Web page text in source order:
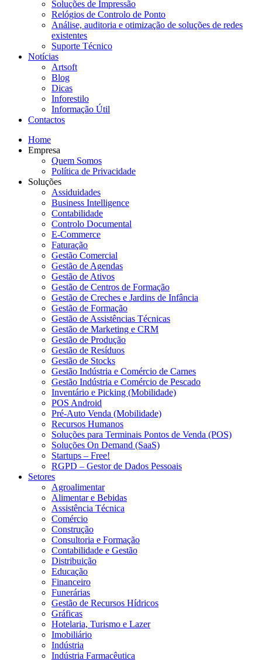
Soluções de Impressão
Relógios de Controlo de Ponto
Análise, auditoria e otimização de soluções de redes
existentes
Suporte Técnico
Notícias
Artsoft
Blog
Dicas
Inforestilo
Informação Útil
Contactos
Home
Empresa
Quem Somos
Política de Privacidade
Soluções
Assiduidades
Business Intelligence
Contabilidade
Controlo Documental
E-Commerce
Faturação
Gestão Comercial
Gestão de Agendas
Gestão de Ativos
Gestão de Centros de Formação
Gestão de Creches e Jardins de Infância
Gestão de Formação
Gestão de Assistências Técnicas
Gestão de Marketing e CRM
Gestão de Produção
Gestão de Resíduos
Gestão de Stocks
Gestão Indústria e Comércio de Carnes
Gestão Indústria e Comércio de Pescado
Inventário e Picking (Mobilidade)
POS Android
Pré-Auto Venda (Mobilidade)
Recursos Humanos
Soluções para Terminais Pontos de Venda (POS)
Soluções On Demand (SaaS)
Startups – Free!
RGPD – Gestor de Dados Pessoais
Setores
Agroalimentar
Alimentar e Bebidas
Assistência Técnica
Comércio
Construção
Consultoria e Formação
Contabilidade e Gestão
Distribuição
Educação
Financeiro
Funerárias
Gestão de Recursos Hídricos
Gráficas
Hotelaria, Turismo e Lazer
Imobiliário
Indústria
Indústria Farmacêutica